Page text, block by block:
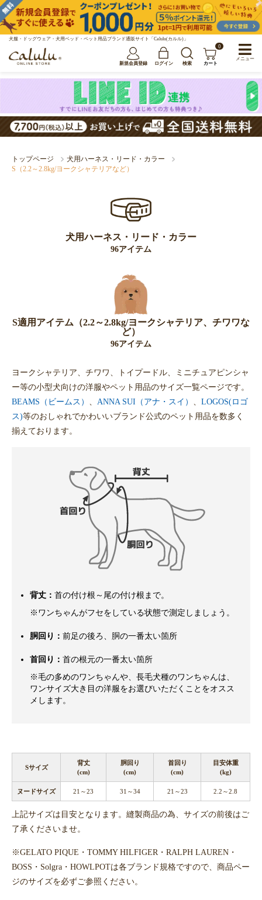
犬服・ドッグウェア・犬用ベッド・ペット用品ブランド通販サイト「Calulu(カルル)」
新規会員登録 ログイン 検索
0
カート
トップページ
犬用ハーネス・リード・カラー
S（2.2～2.8kg/ヨークシャテリアなど）
犬用ハーネス・リード・カラー
96アイテム
S適用アイテム（2.2～2.8kg/ヨークシャテリア、チワワな
ど）
96アイテム
ヨークシャテリア、チワワ、トイプードル、ミニチュアピンシャ
ー等の小型犬向けの洋服やペット用品のサイズ一覧ページです。
BEAMS（ビームス） 、 ANNA SUI（アナ・スイ） 、 LOGOS(ロゴ
ス)等のおしゃれでかわいいブランド公式のペット用品を数多く
揃えております。
背丈： 首の付け根～尾の付け根まで。
※ワンちゃんがフセをしている状態で測定しましょう。
胴回り： 前足の後ろ、胴の一番太い箇所
首回り： 首の根元の一番太い箇所
※毛の多めのワンちゃんや、長毛犬種のワンちゃんは、
ワンサイズ大き目の洋服をお選びいただくことをオスス
メします。
Sサイズ
背丈
(cm)
胴回り
(cm)
首回り
(cm)
目安体重
(kg)
ヌードサイズ 21～23 31～34 21～23 2.2～2.8
上記サイズは目安となります。縫製商品の為、サイズの前後はご
了承くださいませ。
※GELATO PIQUE・TOMMY HILFIGER・RALPH LAUREN・
BOSS・Solgra・HOWLPOTは各ブランド規格ですので、商品ペー
ジのサイズを必ずご参照ください。
メニュー